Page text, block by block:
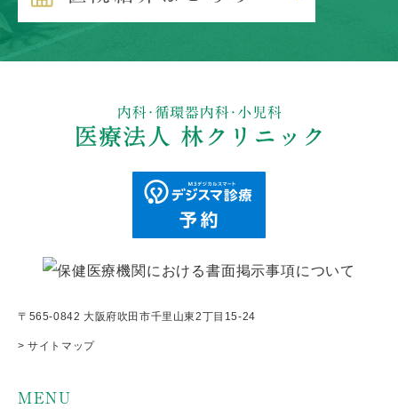
〒565-0842 大阪府吹田市千里山東2丁目15-24
> サイトマップ
MENU